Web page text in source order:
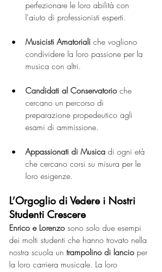
perfezionare le loro abilità con
l'aiuto di professionisti esperti.
Musicisti Amatoriali che vogliono
condividere la loro passione per la
musica con altri.
Candidati al Conservatorio che
cercano un percorso di
preparazione propedeutico agli
esami di ammissione.
Appassionati di Musica di ogni età
che cercano corsi su misura per le
loro esigenze.
L’Orgoglio di Vedere i Nostri
Studenti Crescere
Enrico e Lorenzo sono solo due esempi
dei molti studenti che hanno trovato nella
nostra scuola un trampolino di lancio per
la loro carriera musicale. La loro